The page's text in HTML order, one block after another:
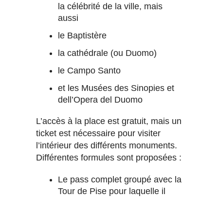
la célébrité de la ville, mais
aussi
le Baptistère
la cathédrale (ou Duomo)
le Campo Santo
et les Musées des Sinopies et
dell’Opera del Duomo
L’accès à la place est gratuit, mais un
ticket est nécessaire pour visiter
l’intérieur des différents monuments.
Différentes formules sont proposées :
Le pass complet groupé avec la
Tour de Pise pour laquelle il